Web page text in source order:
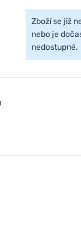
Zboží se již
nebo je
nedostupné.